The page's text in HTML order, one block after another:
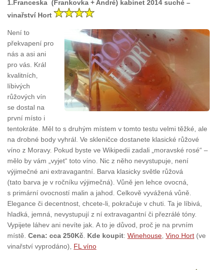
1.Franceska (Frankovka + André) kabinet 2014 suché –
vinařství Hort
Není to
překvapení pro
nás a asi ani
pro vás. Král
kvalitních,
líbivých
růžových vín
se dostal na
první místo i
tentokráte. Měl to s druhým místem v tomto testu velmi těžké, ale
na drobné body vyhrál. Ve skleničce dostanete klasické růžové
víno z Moravy. Pokud byste ve Wikipedii zadali „moravské rosé“ –
mělo by vám „vyjet“ toto víno. Nic z něho nevystupuje, není
výjimečné ani extravagantní. Barva klasicky světle růžová
(tato barva je v ročníku výjimečná). Vůně jen lehce ovocná,
s primární ovocností malin a jahod. Celkově vyvážená vůně.
Elegance či decentnost, chcete-li, pokračuje v chuti. Ta je líbivá,
hladká, jemná, nevystupují z ní extravagantní či přezrálé tóny.
Vypijete láhev ani nevíte jak. A to je důvod, proč je na prvním
místě. Cena: cca 250Kč Kde koupit: Winehouse Vino Hort (ve
vinařství vyprodáno), FL víno